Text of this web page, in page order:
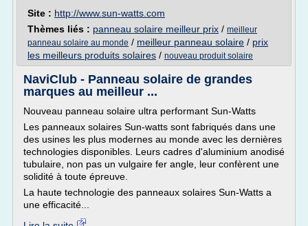
Site : http://www.sun-watts.com
Thèmes liés : panneau solaire meilleur prix / meilleur
panneau solaire au monde / meilleur panneau solaire / prix
les meilleurs produits solaires / nouveau produit solaire
NaviClub - Panneau solaire de grandes
marques au meilleur ...
Nouveau panneau solaire ultra performant Sun-Watts
Les panneaux solaires Sun-watts sont fabriqués dans une
des usines les plus modernes au monde avec les dernières
technologies disponibles. Leurs cadres d'aluminium anodisé
tubulaire, non pas un vulgaire fer angle, leur confèrent une
solidité à toute épreuve.
La haute technologie des panneaux solaires Sun-Watts a
une efficacité...